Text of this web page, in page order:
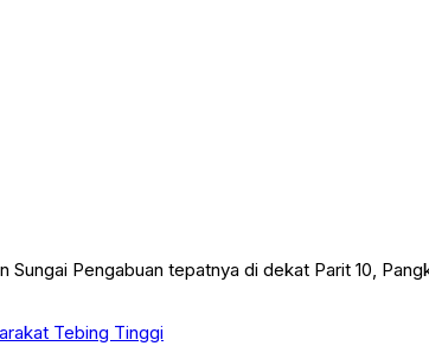
Sungai Pengabuan tepatnya di dekat Parit 10,
Tebing Tinggi